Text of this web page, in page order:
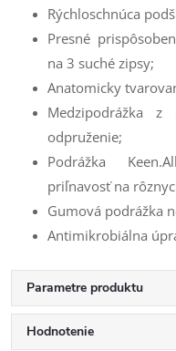
Rýchloschnúca
Presné
na 3 suché zipsy;
Anatomicky
Medzipodrážka z
odpruženie;
Podrážka
priľnavosť na
Gumová podrážka
Antimikrobiálna
Parametre produktu
Hodnotenie